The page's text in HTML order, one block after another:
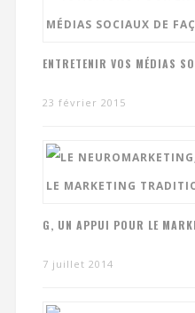
ENTRETENIR VOS MÉDIAS
23 février 2015
G, UN APPUI POUR LE
7 juillet 2014